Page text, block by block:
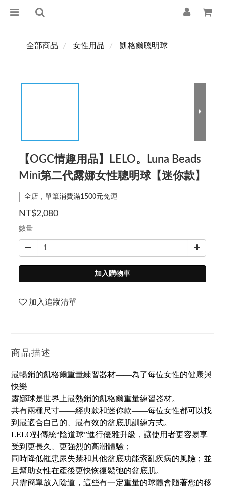
全部商品 女性用品 凱格爾聰明球
【OGC情趣用品】LELO。Luna Beads
Mini第二代露娜女性聰明球【迷你款】
全店，單筆消費滿1500元免運
NT$2,080
數量
加入購物車
加入追蹤清單
商品描述
最暢銷的凱格爾重量練習器材——為了每位女性的健康與
快樂
露娜球是世界上最熱銷的凱格爾重量練習器材。
共有兩種尺寸——經典款和迷你款——每位女性都可以找
到最適合自己的、最有效的盆底肌訓練方式。
LELO對傳統“陰道球”進行優雅升級，讓使用者更容易享
受到更長久、更強烈的高潮體驗；
同時降低罹患尿失禁和其他盆底功能紊亂疾病的風險；並
且幫助女性在產後更快恢復鬆弛的盆底肌。
只需簡單放入陰道，這些有一定重量的球體會隨著您的移